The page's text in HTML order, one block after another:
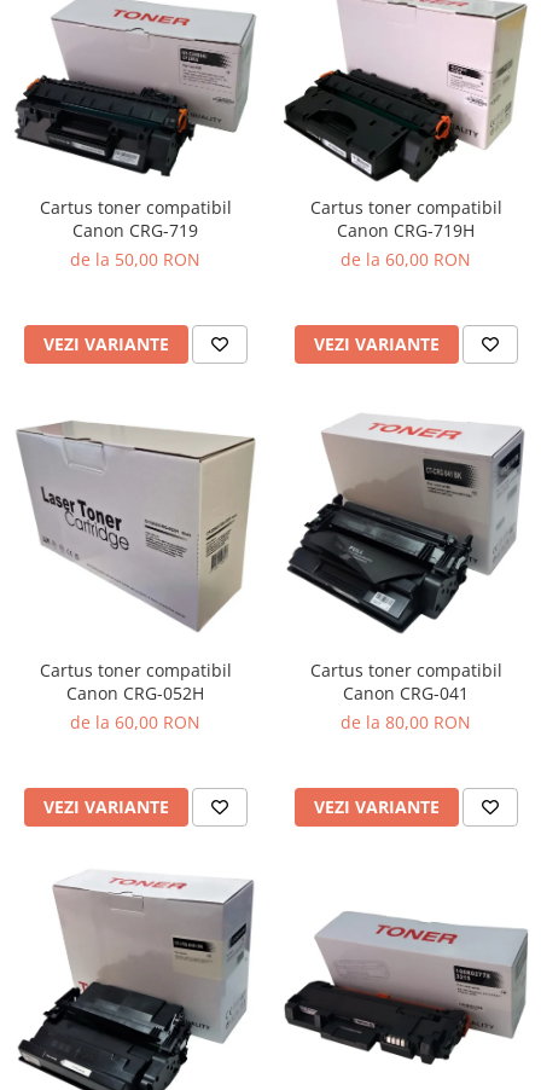
Cartus toner compatibil
Canon CRG-719
de la 50,00 RON
VEZI VARIANTE
Cartus toner compatibil
Canon CRG-719H
de la 60,00 RON
VEZI VARIANTE
Cartus toner compatibil
Canon CRG-052H
de la 60,00 RON
VEZI VARIANTE
Cartus toner compatibil
Canon CRG-041
de la 80,00 RON
VEZI VARIANTE